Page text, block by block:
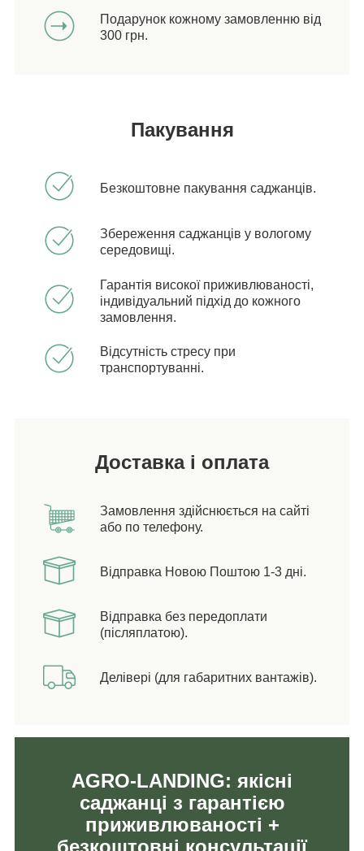
Подарунок кожному замовленню від
300 грн.
Пакування
Безкоштовне пакування саджанців.
Збереження саджанців у вологому
середовищі.
Гарантія високої приживлюваності,
індивідуальний підхід до кожного
замовлення.
Відсутність стресу при
транспортуванні.
Доставка і оплата
Замовлення здійснюється на сайті
або по телефону.
Відправка Новою Поштою 1-3 дні.
Відправка без передоплати
(післяплатою).
Делівері (для габаритних вантажів).
AGRO-LANDING: якісні
саджанці з гарантією
приживлюваності +
безкоштовні консультації